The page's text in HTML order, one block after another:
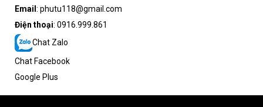
Email : phutu118@gmail.com
Điện thoại: 0916.999.861
Chat Zalo
Chat Facebook
Google Plus